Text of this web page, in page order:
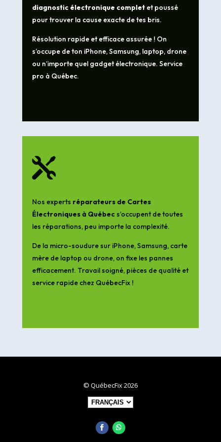
diagnostic électronique completet poussé
pour trouver la cause exacte de tes bris.
Résolution rapide et efficace assurée ! On
s’occupe de ton iPhone, Samsung, laptop, drone
ou n’importe quel gadget électronique. Service
pro à Québec.

Nos experts réparateurs de Cartes
Électroniques à Québecs’occupent de toutes
les réparations, peu importe la complexité.
De la micro-soudure sur iPhone, Samsung, carte
mère de laptop ou drone, on fixe les pannes
efficacement. Travail soigné, pièces de qualité et
service rapide chez QuébecFix !
© QuébecFix 2026